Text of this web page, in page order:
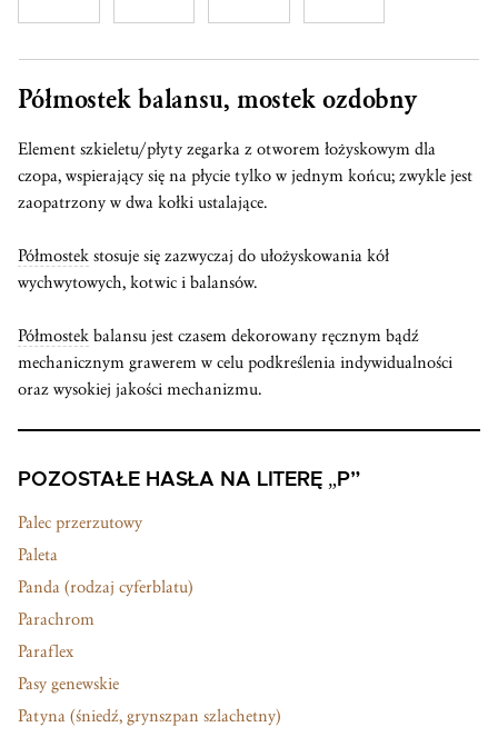
Półmostek balansu, mostek ozdobny
Element szkieletu/płyty zegarka z otworem łożyskowym dla
czopa, wspierający się na płycie tylko w jednym końcu; zwykle jest
zaopatrzony w dwa kołki ustalające.
Półmostek stosuje się zazwyczaj do ułożyskowania kół
wychwytowych, kotwic i balansów.
Półmostek balansu jest czasem dekorowany ręcznym bądź
mechanicznym grawerem w celu podkreślenia indywidualności
oraz wysokiej jakości mechanizmu.
POZOSTAŁE HASŁA NA LITERĘ „P”
Palec przerzutowy
Paleta
Panda (rodzaj cyferblatu)
Parachrom
Paraflex
Pasy genewskie
Patyna (śniedź, grynszpan szlachetny)